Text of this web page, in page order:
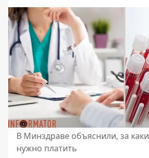
В Минздраве объяснили, за
нужно платить